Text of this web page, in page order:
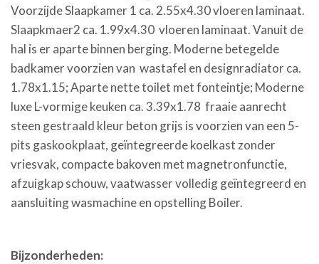
Voorzijde Slaapkamer 1 ca. 2.55x4.30 vloeren laminaat.
Slaapkmaer2 ca. 1.99x4.30 vloeren laminaat. Vanuit de
hal is er aparte binnen berging. Moderne betegelde
badkamer voorzien van wastafel en designradiator ca.
1.78x1.15; Aparte nette toilet met fonteintje; Moderne
luxe L-vormige keuken ca. 3.39x1.78 fraaie aanrecht
steen gestraald kleur beton grijs is voorzien van een 5-
pits gaskookplaat, geïntegreerde koelkast zonder
vriesvak, compacte bakoven met magnetronfunctie,
afzuigkap schouw, vaatwasser volledig geïntegreerd en
aansluiting wasmachine en opstelling Boiler.
Bijzonderheden: